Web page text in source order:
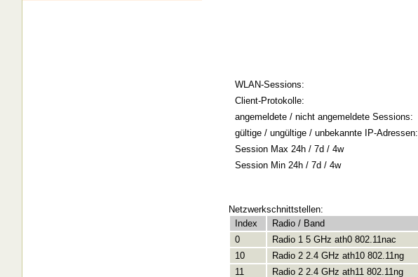
WLAN-Sessions:
Client-Protokolle:
angemeldete / nicht angemeldete Sessions:
gültige / ungültige / unbekannte IP-Adressen:
Session Max 24h / 7d / 4w
Session Min 24h / 7d / 4w
Netzwerkschnittstellen:
Index
Radio / Band
0
Radio 1 5 GHz ath0 802.11nac
10
Radio 2 2.4 GHz ath10 802.11ng
11
Radio 2 2.4 GHz ath11 802.11ng